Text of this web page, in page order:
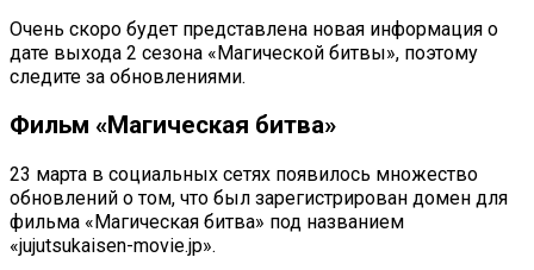
Очень скоро будет представлена новая информация о
дате выхода 2 сезона «Магической битвы», поэтому
следите за обновлениями.
Фильм «Магическая битва»
23 марта в социальных сетях появилось множество
обновлений о том, что был зарегистрирован домен для
фильма «Магическая битва» под названием
«jujutsukaisen-movie.jp».